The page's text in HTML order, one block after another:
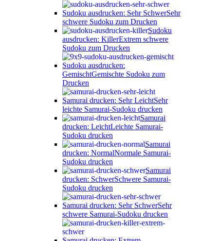
Sudoku ausdrucken: Sehr SchwerSehr
schwere Sudoku zum Drucken
Sudoku
ausdrucken: KillerExtrem schwere
Sudoku zum Drucken
Sudoku ausdrucken:
GemischtGemischte Sudoku zum
Drucken
Samurai drucken: Sehr LeichtSehr
leichte Samurai-Sudoku drucken
Samurai
drucken: LeichtLeichte Samurai-
Sudoku drucken
Samurai
drucken: NormalNormale Samurai-
Sudoku drucken
Samurai
drucken: SchwerSchwere Samurai-
Sudoku drucken
Samurai drucken: Sehr SchwerSehr
schwere Samurai-Sudoku drucken